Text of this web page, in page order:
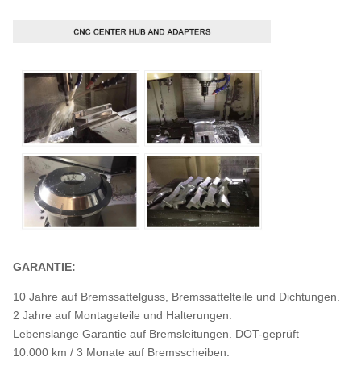
GARANTIE:
10 Jahre auf Bremssattelguss, Bremssattelteile und Dichtungen.
2 Jahre auf Montageteile und Halterungen.
Lebenslange Garantie auf Bremsleitungen. DOT-geprüft
10.000 km / 3 Monate auf Bremsscheiben.